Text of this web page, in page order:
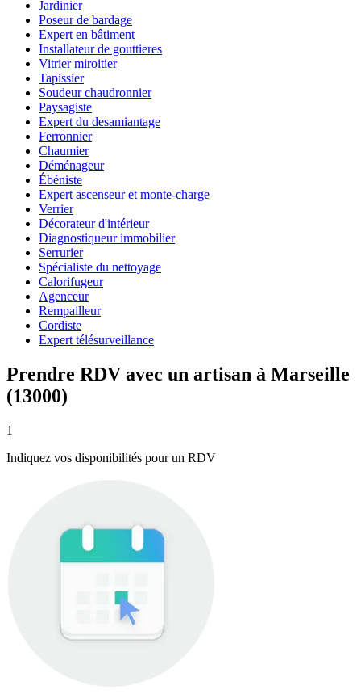
Jardinier
Poseur de bardage
Expert en bâtiment
Installateur de gouttieres
Vitrier miroitier
Tapissier
Soudeur chaudronnier
Paysagiste
Expert du desamiantage
Ferronnier
Chaumier
Déménageur
Ébéniste
Expert ascenseur et monte-charge
Verrier
Décorateur d'intérieur
Diagnostiqueur immobilier
Serrurier
Spécialiste du nettoyage
Calorifugeur
Agenceur
Rempailleur
Cordiste
Expert télésurveillance
Prendre RDV avec un artisan à Marseille
(13000)
1
Indiquez vos disponibilités pour un RDV